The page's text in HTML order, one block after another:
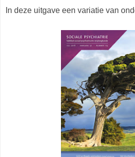
In deze uitgave een variatie van